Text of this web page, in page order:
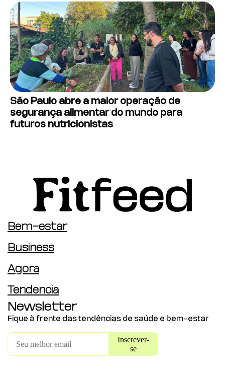
São Paulo abre a maior operação de
segurança alimentar do mundo para
futuros nutricionistas
Bem-estar
Business
Agora
Tendência
Newsletter
Fique à frente das tendências de saúde e bem-estar